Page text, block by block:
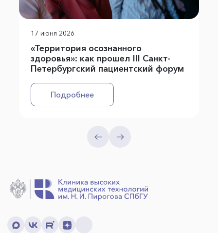
17 июня 2026
«Территория осознанного
здоровья»: как прошел III Санкт-
Петербургский пациентский форум
Подробнее